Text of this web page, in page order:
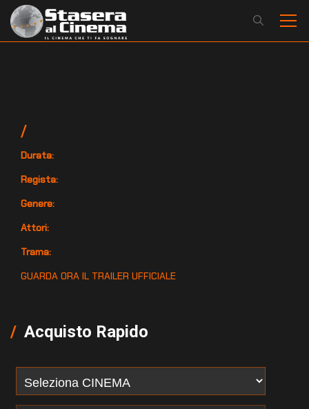
/
Durata:
Regista:
Genere:
Attori:
Trama:
GUARDA ORA IL TRAILER UFFICIALE
Acquisto Rapido